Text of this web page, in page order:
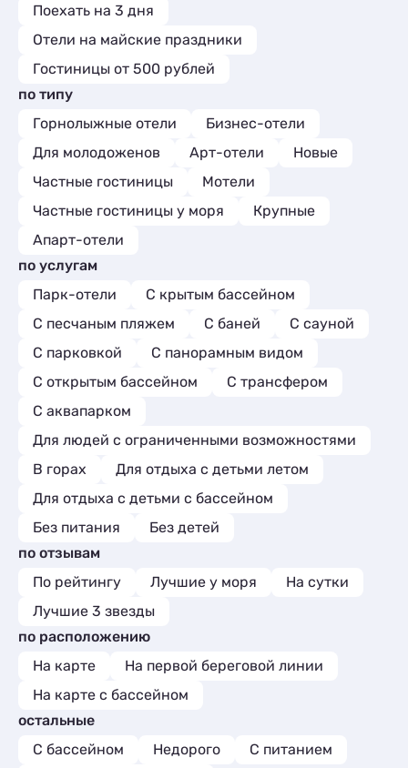
Поехать на 3 дня
Отели на майские праздники
Гостиницы от 500 рублей
по типу
Горнолыжные отели
Бизнес-отели
Для молодоженов
Арт-отели
Новые
Частные гостиницы
Мотели
Частные гостиницы у моря
Крупные
Апарт-отели
по услугам
Парк-отели
С крытым бассейном
С песчаным пляжем
С баней
С сауной
С парковкой
С панорамным видом
С открытым бассейном
С трансфером
С аквапарком
Для людей с ограниченными возможностями
В горах
Для отдыха с детьми летом
Для отдыха с детьми с бассейном
Без питания
Без детей
по отзывам
По рейтингу
Лучшие у моря
На сутки
Лучшие 3 звезды
по расположению
На карте
На первой береговой линии
На карте с бассейном
остальные
С бассейном
Недорого
С питанием